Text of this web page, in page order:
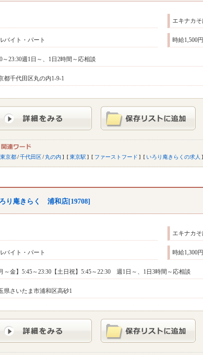
エキナカ
バイト・パート 時給1,500
～23:30週1日～、1日2時間～応相談
都千代田区丸の内1-9-1
東京都/千代田区/ 丸の内 東京駅 ファーストフード いろり庵きらくの求人
り庵きらく 浦和店[19708]
エキナカ
バイト・パート 時給1,300
月～金】5:45～23:30【土日祝】5:45～22:30 週1日～、1日3時間～応相談
県さいたま市浦和区高砂1